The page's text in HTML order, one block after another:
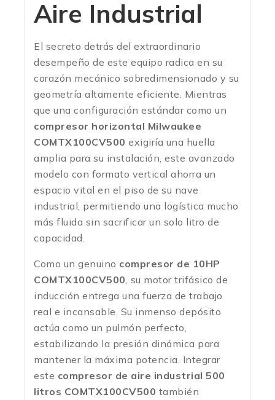
Aire Industrial
El secreto detrás del extraordinario
desempeño de este equipo radica en su
corazón mecánico sobredimensionado y su
geometría altamente eficiente. Mientras
que una configuración estándar como un
compresor horizontal Milwaukee
COMTX100CV500 exigiría una huella
amplia para su instalación, este avanzado
modelo con formato vertical ahorra un
espacio vital en el piso de su nave
industrial, permitiendo una logística mucho
más fluida sin sacrificar un solo litro de
capacidad.
Como un genuino compresor de 10HP
COMTX100CV500, su motor trifásico de
inducción entrega una fuerza de trabajo
real e incansable. Su inmenso depósito
actúa como un pulmón perfecto,
estabilizando la presión dinámica para
mantener la máxima potencia. Integrar
este compresor de aire industrial 500
litros COMTX100CV500 también